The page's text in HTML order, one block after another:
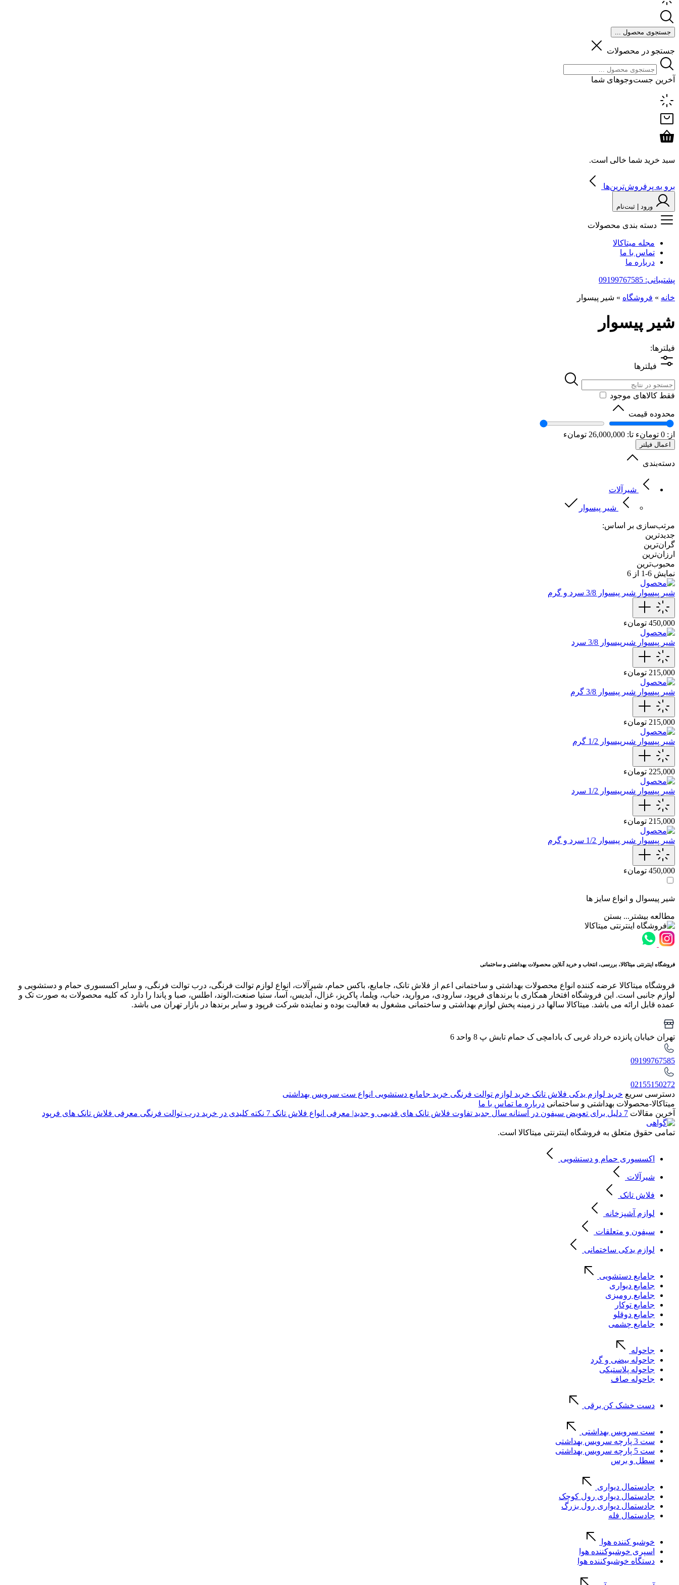
جستجوی محصول ...
جستجو در محصولات
آخرین جست‌وجوهای شما
سبد خرید شما خالی است.
برو به پرفروش‌ترین‌ها
ورود | ثبت‌نام
دسته بندی محصولات
مجله میتاکالا
تماس با ما
درباره ما
پشتیبانی: 09199767585
خانه » فروشگاه » شیر پیسوار
شیر پیسوار
فیلترها:
فیلترها
فقط کالاهای موجود
محدوده قیمت
از: 0 تومانء تا: 26,000,000 تومانء
اعمال فیلتر
دسته‌بندی
شیرآلات
شیر پیسوار
مرتب‌سازی بر اساس:
جدیدترین
گران‌ترین
ارزان‌ترین
محبوب‌ترین
نمایش 6-1 از 6
شیر پیسوار شیر پیسوار 3/8 سرد و گرم
450,000 تومانء
شیر پیسوار شیرپیسوار 3/8 سرد
215,000 تومانء
شیر پیسوار شیر پیسوار 3/8 گرم
215,000 تومانء
شیر پیسوار شیرپیسوار 1/2 گرم
225,000 تومانء
شیر پیسوار شیرپیسوار 1/2 سرد
215,000 تومانء
شیر پیسوار شیر پیسوار 1/2 سرد و گرم
450,000 تومانء
شیر پیسوال و انواع سایز ها
مطالعه بیشتر... بستن
فروشگاه اینترنتی میتاکالا، بررسی، انتخاب و خرید آنلاین محصولات بهداشتی و ساختمانی
فروشگاه میتاکالا عرضه کننده انواع محصولات بهداشتی و ساختمانی اعم از فلاش تانک، جامایع، باکس حمام، شیرآلات، انواع لوازم توالت فرنگی، درب توالت فرنگی، و سایر اکسسوری حمام و دستشویی و
لوازم جانبی است. این فروشگاه افتخار همکاری با برندهای فرپود، سارودی، مروارید، حباب، ویلما، پاکریز، غزال، آبدیس، آسا، ستیا صنعت،الوند، اطلس، صبا و پاندا را دارد که کلیه محصولات به صورت تک و
عمده قابل ارائه می باشد. میتاکالا سالها در زمینه پخش لوازم بهداشتی و ساختمانی مشغول به فعالیت بوده و نماینده شرکت فرپود و سایر برندها در بازار تهران می باشد.
تهران خیابان پانزده خرداد غربی ک بادامچی ک حمام تابش پ 8 واحد 6
09199767585
02155150272
دسترسی سریع خرید لوازم یدکی فلاش تانک خرید لوازم توالت فرنگی خرید جامایع دستشویی انواع ست سرویس بهداشتی
میتاکالا-محصولات بهداشتی و ساختمانی درباره ما تماس با ما
آخرین مقالات 7 دلیل برای تعویض سیفون در آستانه سال جدید تفاوت فلاش تانک های قدیمی و جدید| معرفی انواع فلاش تانک 7 نکته کلیدی در خرید درب توالت فرنگی معرفی فلاش تانک های فرپود
تمامی حقوق متعلق به فروشگاه اینترنتی میتاکالا است.
اکسسوری حمام و دستشویی
شیرآلات
فلاش تانک
لوازم آشپزخانه
سیفون و متعلقات
لوازم یدکی ساختمانی
جامایع دستشویی
جامایع دیواری
جامایع رومیزی
جامایع توکار
جامایع دوقلو
جامایع چشمی
جاحوله
جاحوله بیضی و گرد
جاحوله پلاستیکی
جاحوله صاف
دست خشک کن برقی
ست سرویس بهداشتی
ست 3 پارچه سرویس بهداشتی
ست 5 پارچه سرویس بهداشتی
سطل و برس
جادستمال دیواری
جادستمال دیواری رول کوچک
جادستمال دیواری رول بزرگ
جادستمال فله
خوشبو کننده هوا
اسپری خوشبوکننده هوا
دستگاه خوشبوکننده هوا